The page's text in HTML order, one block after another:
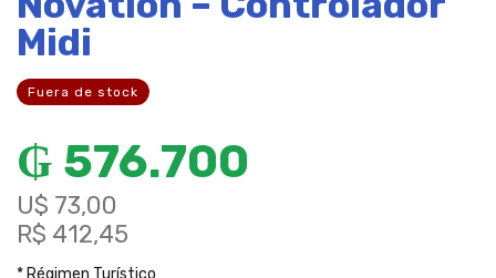
Midi
Fuera de stock
₲ 576.700
U$ 73,00
R$ 412,45
* Régimen Turístico